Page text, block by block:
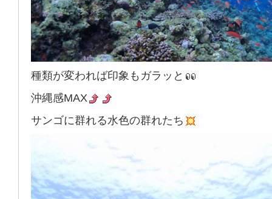
種類が変われば印象もガラッと
沖縄感MAX
サンゴに群れる水色の群れたち